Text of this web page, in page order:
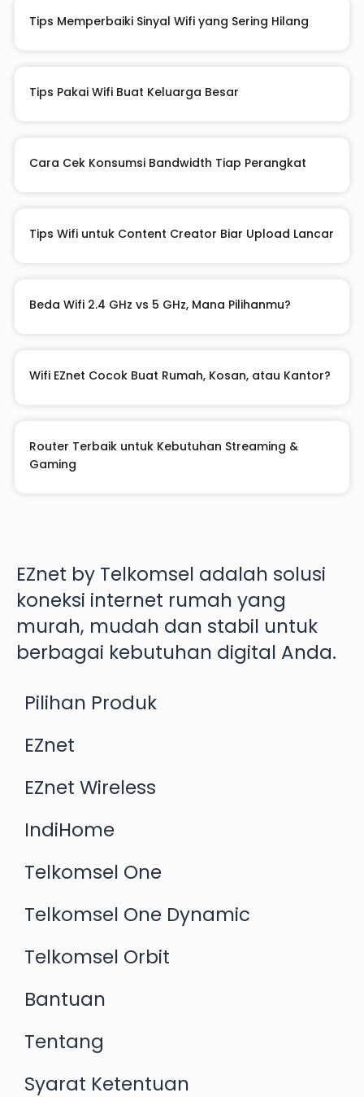
Tips Memperbaiki Sinyal Wifi yang Sering Hilang
Tips Pakai Wifi Buat Keluarga Besar
Cara Cek Konsumsi Bandwidth Tiap Perangkat
Tips Wifi untuk Content Creator Biar Upload Lancar
Beda Wifi 2.4 GHz vs 5 GHz, Mana Pilihanmu?
Wifi EZnet Cocok Buat Rumah, Kosan, atau Kantor?
Router Terbaik untuk Kebutuhan Streaming &
Gaming
EZnet by Telkomsel adalah solusi
koneksi internet rumah yang
murah, mudah dan stabil untuk
berbagai kebutuhan digital Anda.
Pilihan Produk
EZnet
EZnet Wireless
IndiHome
Telkomsel One
Telkomsel One Dynamic
Telkomsel Orbit
Bantuan
Tentang
Syarat Ketentuan